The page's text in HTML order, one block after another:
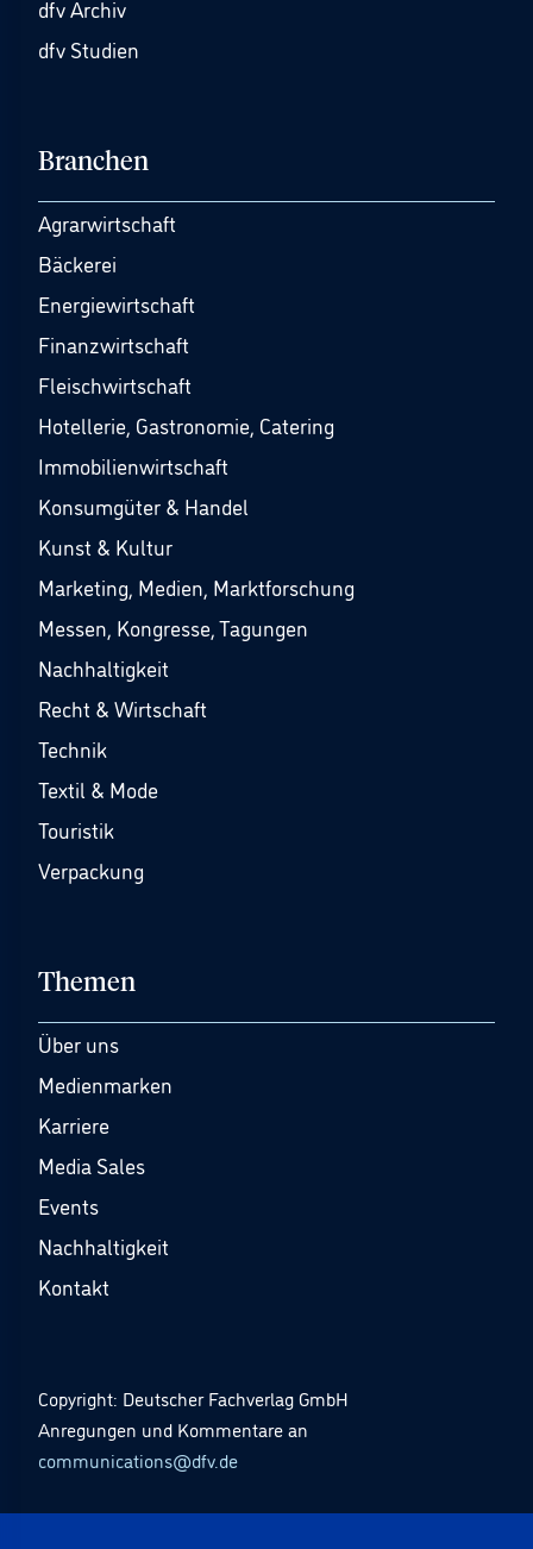
dfv Archiv
dfv Studien
Branchen
Agrarwirtschaft
Bäckerei
Energiewirtschaft
Finanzwirtschaft
Fleischwirtschaft
Hotellerie, Gastronomie, Catering
Immobilienwirtschaft
Konsumgüter & Handel
Kunst & Kultur
Marketing, Medien, Marktforschung
Messen, Kongresse, Tagungen
Nachhaltigkeit
Recht & Wirtschaft
Technik
Textil & Mode
Touristik
Verpackung
Themen
Über uns
Medienmarken
Karriere
Media Sales
Events
Nachhaltigkeit
Kontakt
Copyright: Deutscher Fachverlag GmbH
Anregungen und Kommentare an
communications@dfv.de